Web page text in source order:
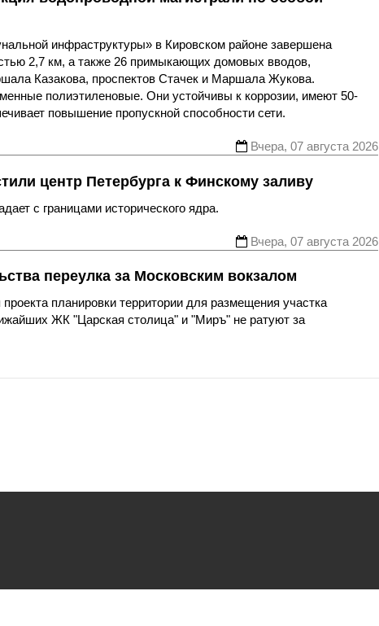
инфраструктуры» в Кировском районе завершена
2,7 км, а также 26 примыкающих домовых вводов,
Казакова, проспектов Стачек и Маршала Жукова.
полиэтиленовые. Они устойчивы к коррозии, имеют 50-
повышение пропускной способности сети.
Вчера, 07 августа 2026
центр Петербурга к Финскому заливу
с границами исторического ядра.
Вчера, 07 августа 2026
переулка за Московским вокзалом
планировки территории для размещения участка
ЖК "Царская столица" и "Миръ" не ратуют за